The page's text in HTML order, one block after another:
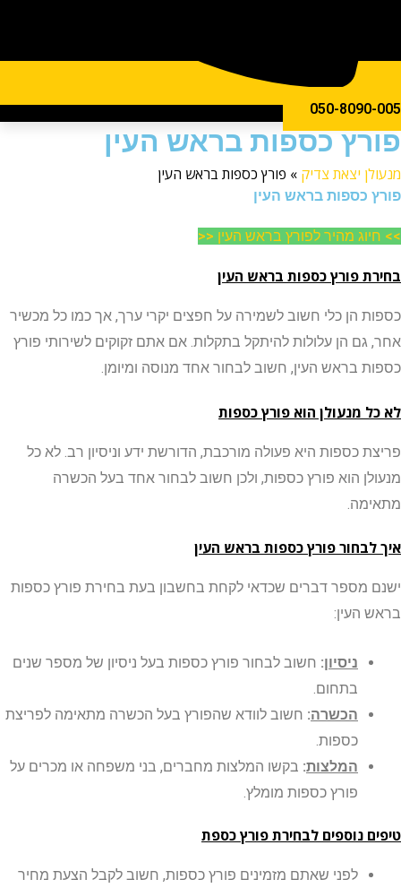
050-
כספות בראש העין
יצאת צדיק »פורץ כספות בראש העין
כספות בראש העין
מהיר לפורץ בראש העין <<
פורץ כספות בראש העין
הן כלי חשוב לשמירה על חפצים יקרי ערך, אך כמו כל מכשיר
הן עלולות להיתקל בתקלות. אם אתם זקוקים לשירותי פורץ
בראש העין, חשוב לבחור אחד מנוסה ומיומן.
מנעולן הוא פורץ כספות
כספות היא פעולה מורכבת, הדורשת ידע וניסיון רב. לא כל
הוא פורץ כספות, ולכן חשוב לבחור אחד בעל הכשרה
פורץ כספות בראש העין
מספר דברים שכדאי לקחת בחשבון בעת בחירת פורץ כספות
ניסיון:חשוב לבחור פורץ כספות בעל ניסיון של מספר שנים
בתחום.
הכשרה:חשוב לוודא שהפורץ בעל הכשרה מתאימה לפריצת
כספות.
המלצות:בקשו המלצות מחברים, בני משפחה או מכרים על
פורץ כספות מומלץ.
נוספים לבחירת פורץ כספת
לפני שאתם מזמינים פורץ כספות, חשוב לקבל הצעת מחיר